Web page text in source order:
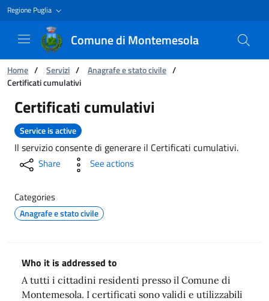
Regione Puglia
Comune di Montemesola
You are:
Home / Servizi / Anagrafe e stato civile /
Certificati cumulativi
Certificati cumulativi
Certificati cumulativi
Service is active
Il servizio consente di generare il Certificati cumulativi.
Share See actions
Categories
Anagrafe e stato civile
Who it is addressed to
A tutti i cittadini residenti presso il Comune di
Montemesola. I certificati sono validi e utilizzabili